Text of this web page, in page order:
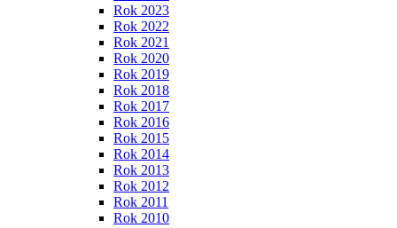
Rok 2023
Rok 2022
Rok 2021
Rok 2020
Rok 2019
Rok 2018
Rok 2017
Rok 2016
Rok 2015
Rok 2014
Rok 2013
Rok 2012
Rok 2011
Rok 2010